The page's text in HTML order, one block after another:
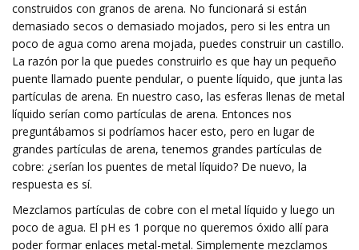
construidos con granos de arena. No funcionará si están
demasiado secos o demasiado mojados, pero si les entra un
poco de agua como arena mojada, puedes construir un castillo.
La razón por la que puedes construirlo es que hay un pequeño
puente llamado puente pendular, o puente líquido, que junta las
partículas de arena. En nuestro caso, las esferas llenas de metal
líquido serían como partículas de arena. Entonces nos
preguntábamos si podríamos hacer esto, pero en lugar de
grandes partículas de arena, tenemos grandes partículas de
cobre: ​​¿serían los puentes de metal líquido? De nuevo, la
respuesta es sí.
Mezclamos partículas de cobre con el metal líquido y luego un
poco de agua. El pH es 1 porque no queremos óxido allí para
poder formar enlaces metal-metal. Simplemente mezclamos